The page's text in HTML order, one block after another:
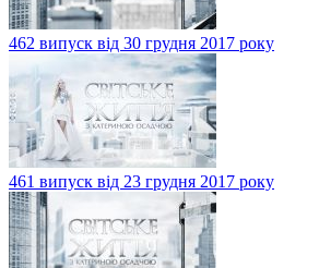
462 випуск від 30 грудня 2017 року
461 випуск від 23 грудня 2017 року